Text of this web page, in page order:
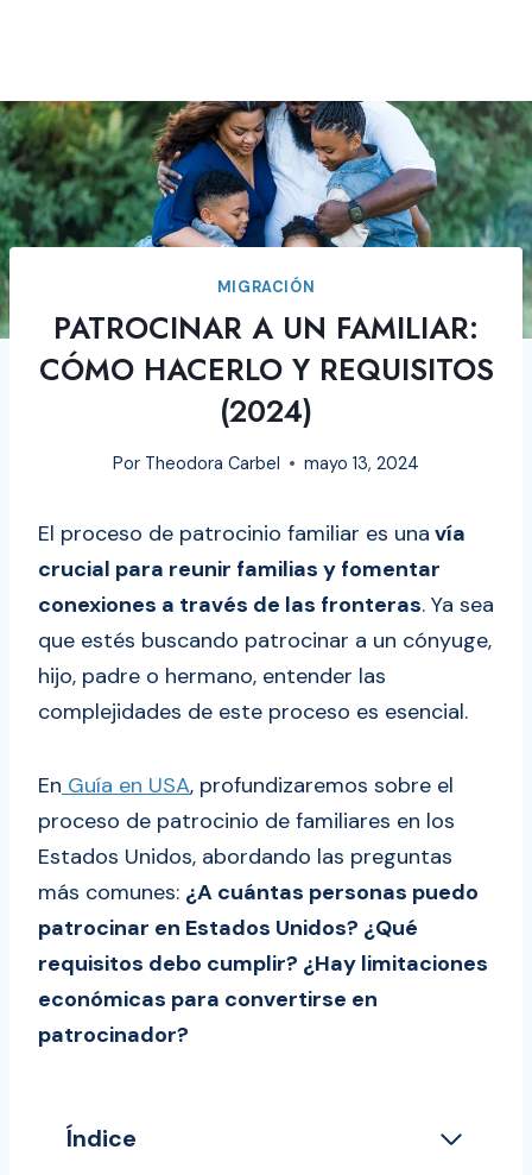
MIGRACIÓN
PATROCINAR A UN FAMILIAR:
CÓMO HACERLO Y REQUISITOS
(2024)
Por Theodora Carbel mayo 13, 2024
El proceso de patrocinio familiar es una vía
crucial para reunir familias y fomentar
conexiones a través de las fronteras. Ya sea
que estés buscando patrocinar a un cónyuge,
hijo, padre o hermano, entender las
complejidades de este proceso es esencial.
En Guía en USA, profundizaremos sobre el
proceso de patrocinio de familiares en los
Estados Unidos, abordando las preguntas
más comunes: ¿A cuántas personas puedo
patrocinar en Estados Unidos? ¿Qué
requisitos debo cumplir? ¿Hay limitaciones
económicas para convertirse en
patrocinador?
Índice